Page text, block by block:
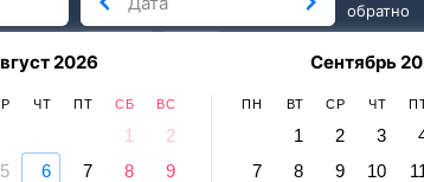
2026
ЧТ ПТ СБ ВС
1
2
5 6 7 8
9
Сентябрь
ПН ВТ СР ЧТ
1 2 3
7
8 9 10
послезавтра
обратно